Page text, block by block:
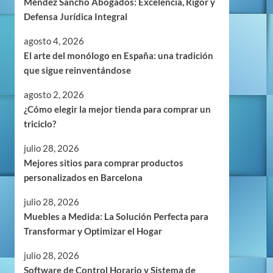
Defensa Jurídica Integral
agosto 4, 2026
El arte del monólogo en España: una tradición
que sigue reinventándose
agosto 2, 2026
¿Cómo elegir la mejor tienda para comprar un
triciclo?
julio 28, 2026
Mejores sitios para comprar productos
personalizados en Barcelona
julio 28, 2026
Muebles a Medida: La Solución Perfecta para
Transformar y Optimizar el Hogar
julio 28, 2026
Software de Control Horario y Sistema de